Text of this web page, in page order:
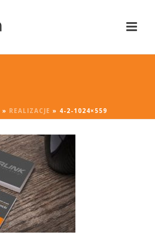
» REALIZACJE » 4-2-1024×559